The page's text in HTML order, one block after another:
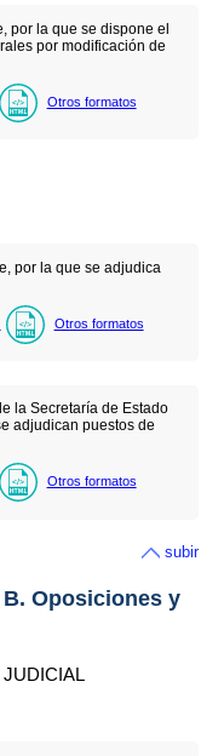
por la que se dispone el
por modificación de
Otros formatos
por la que se adjudica
Otros formatos
la Secretaría de Estado
adjudican puestos de
Otros formatos
subir
Oposiciones y